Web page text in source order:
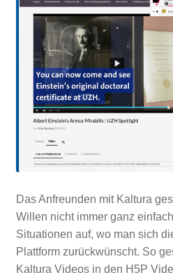
Das Anfreunden mit Kaltura
Willen nicht immer ganz
Situationen auf, wo man sich
Plattform zurückwünscht. So
Kaltura Videos in den H5P